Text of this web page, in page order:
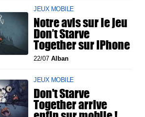
JEUX MOBILE
Notre avis sur le jeu
Don’t Starve
Together sur iPhone
22/07Alban
JEUX MOBILE
Don't Starve
Together arrive